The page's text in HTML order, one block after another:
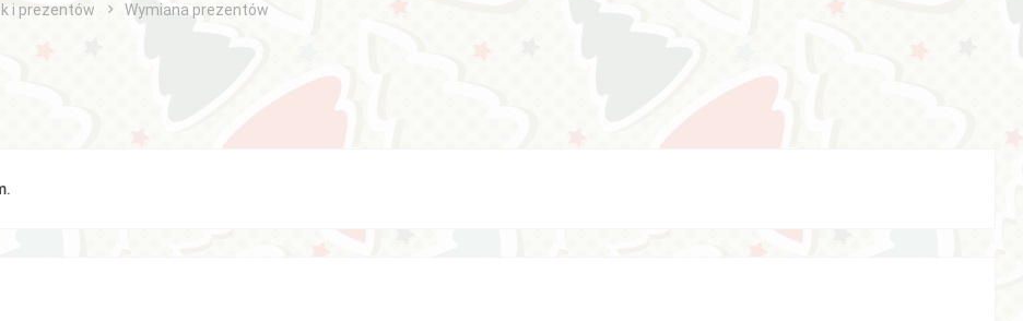
i prezentów Wymiana prezentów